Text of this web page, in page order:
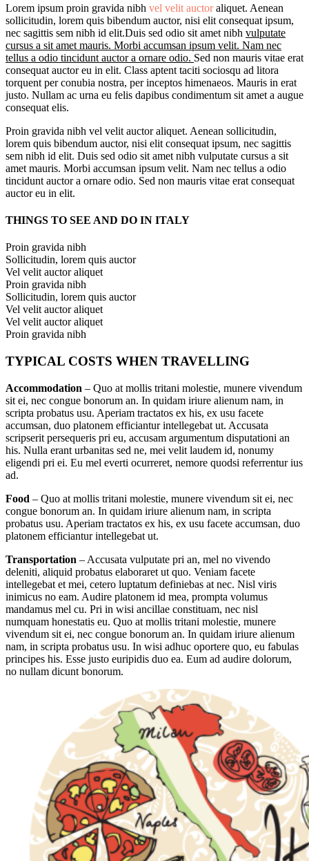
Lorem ipsum proin gravida nibh vel velit auctoraliquet. Aenean
sollicitudin, lorem quis bibendum auctor, nisi elit consequat ipsum,
nec sagittis sem nibh id elit.Duis sed odio sit amet nibh vulputate
cursus a sit amet mauris. Morbi accumsan ipsum velit. Nam nec
tellus a odio tincidunt auctor a ornare odio. Sed non mauris vitae erat
consequat auctor eu in elit. Class aptent taciti sociosqu ad litora
torquent per conubia nostra, per inceptos himenaeos. Mauris in erat
justo. Nullam ac urna eu felis dapibus condimentum sit amet a augue
consequat elis.
Proin gravida nibh vel velit auctor aliquet. Aenean sollicitudin,
lorem quis bibendum auctor, nisi elit consequat ipsum, nec sagittis
sem nibh id elit. Duis sed odio sit amet nibh vulputate cursus a sit
amet mauris. Morbi accumsan ipsum velit. Nam nec tellus a odio
tincidunt auctor a ornare odio. Sed non mauris vitae erat consequat
auctor eu in elit.
THINGS TO SEE AND DO IN ITALY
Proin gravida nibh
Sollicitudin, lorem quis auctor
Vel velit auctor aliquet
Proin gravida nibh
Sollicitudin, lorem quis auctor
Vel velit auctor aliquet
Vel velit auctor aliquet
Proin gravida nibh
TYPICAL COSTS WHEN TRAVELLING
Accommodation – Quo at mollis tritani molestie, munere vivendum
sit ei, nec congue bonorum an. In quidam iriure alienum nam, in
scripta probatus usu. Aperiam tractatos ex his, ex usu facete
accumsan, duo platonem efficiantur intellegebat ut. Accusata
scripserit persequeris pri eu, accusam argumentum disputationi an
his. Nulla erant urbanitas sed ne, mei velit laudem id, nonumy
eligendi pri ei. Eu mel everti ocurreret, nemore quodsi referrentur ius
ad.
Food – Quo at mollis tritani molestie, munere vivendum sit ei, nec
congue bonorum an. In quidam iriure alienum nam, in scripta
probatus usu. Aperiam tractatos ex his, ex usu facete accumsan, duo
platonem efficiantur intellegebat ut.
Transportation – Accusata vulputate pri an, mel no vivendo
deleniti, aliquid probatus elaboraret ut quo. Veniam facete
intellegebat et mei, cetero luptatum definiebas at nec. Nisl viris
inimicus no eam. Audire platonem id mea, prompta volumus
mandamus mel cu. Pri in wisi ancillae constituam, nec nisl
numquam honestatis eu. Quo at mollis tritani molestie, munere
vivendum sit ei, nec congue bonorum an. In quidam iriure alienum
nam, in scripta probatus usu. In wisi adhuc oportere quo, eu fabulas
principes his. Esse justo euripidis duo ea. Eum ad audire dolorum,
no nullam dicunt bonorum.